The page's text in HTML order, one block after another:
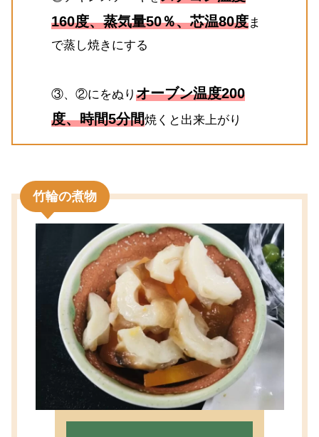
160度、蒸気量50％、芯温80度ま
で蒸し焼きにする
③、②にをぬりオーブン温度200
度、時間5分間焼くと出来上がり
竹輪の煮物